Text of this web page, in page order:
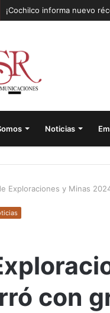
¡Cochilco informa nuevo
Noticias
Exploraciones y Minas
con